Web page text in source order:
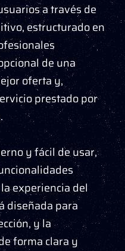
a través de
estructurado en
de una
oferta y,
prestado por
y fácil de usar,
experiencia del
diseñada para
y la
forma clara y